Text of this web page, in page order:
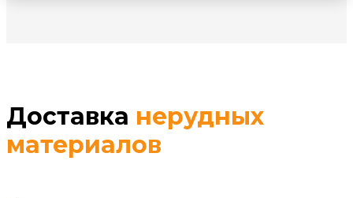
Доставка нерудных
материалов